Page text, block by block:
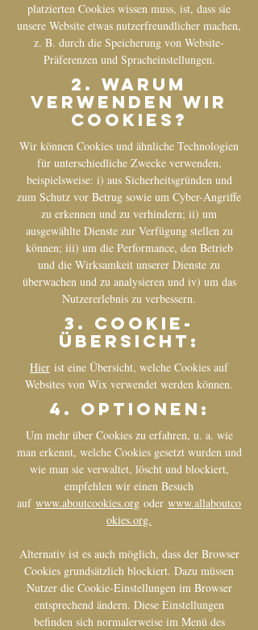
platzierten Cookies wissen muss, ist, dass sie
unsere Website etwas nutzerfreundlicher machen,
z. B. durch die Speicherung von Website-
Präferenzen und Spracheinstellungen.
2. Warum
verwenden wir
Cookies?
Wir können Cookies und ähnliche Technologien
für unterschiedliche Zwecke verwenden,
beispielsweise: i) aus Sicherheitsgründen und
zum Schutz vor Betrug sowie um Cyber-Angriffe
zu erkennen und zu verhindern; ii) um
ausgewählte Dienste zur Verfügung stellen zu
können; iii) um die Performance, den Betrieb
und die Wirksamkeit unserer Dienste zu
überwachen und zu analysieren und iv) um das
Nutzererlebnis zu verbessern.
3. Cookie-
Übersicht:
Hier ist eine Übersicht, welche Cookies auf
Websites von Wix verwendet werden können.
4. Optionen:
Um mehr über Cookies zu erfahren, u. a. wie
man erkennt, welche Cookies gesetzt wurden und
wie man sie verwaltet, löscht und blockiert,
empfehlen wir einen Besuch
auf www.aboutcookies.org oder www.allaboutco
okies.org.
Alternativ ist es auch möglich, dass der Browser
Cookies grundsätzlich blockiert. Dazu müssen
Nutzer die Cookie-Einstellungen im Browser
entsprechend ändern. Diese Einstellungen
befinden sich normalerweise im Menü des